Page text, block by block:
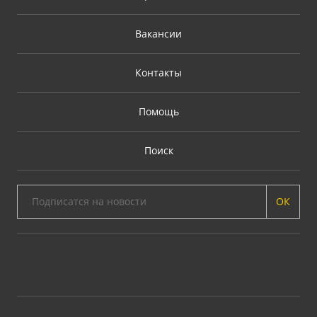
Вакансии
Контакты
Помощь
Поиск
ОК